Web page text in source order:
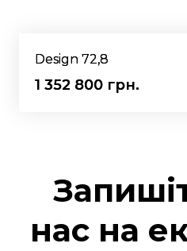
Design 72,8
1 352 800 грн.
нас на